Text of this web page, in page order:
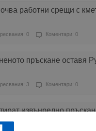
работни срещи с
0 Коментари: 0
пръскане оставя
3 Коментари: 0
извънредно